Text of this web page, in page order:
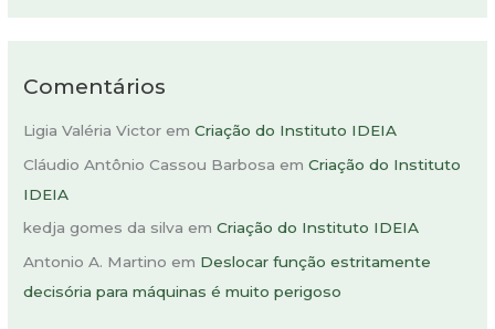
Comentários
Ligia Valéria Victor emCriação do Instituto IDEIA
Cláudio Antônio Cassou Barbosa emCriação do Instituto
IDEIA
kedja gomes da silva emCriação do Instituto IDEIA
Antonio A. Martino em Deslocar função estritamente
decisória para máquinas é muito perigoso